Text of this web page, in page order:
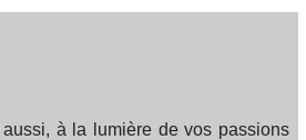
à la lumière de vos passions